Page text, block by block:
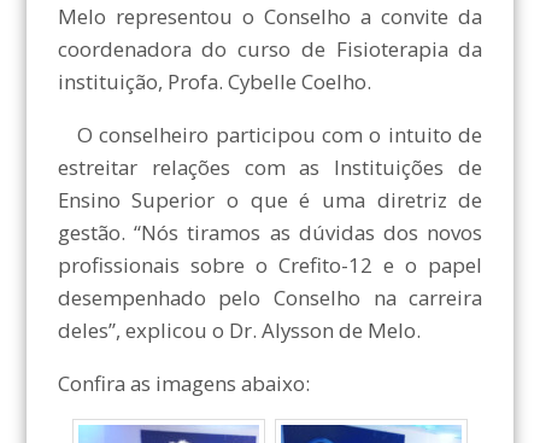
Melo representou o Conselho a convite da
coordenadora do curso de Fisioterapia da
instituição, Profa. Cybelle Coelho.
O conselheiro participou com o intuito de
estreitar relações com as Instituições de
Ensino Superior o que é uma diretriz de
gestão. “Nós tiramos as dúvidas dos novos
profissionais sobre o Crefito-12 e o papel
desempenhado pelo Conselho na carreira
deles”, explicou o Dr. Alysson de Melo.
Confira as imagens abaixo: